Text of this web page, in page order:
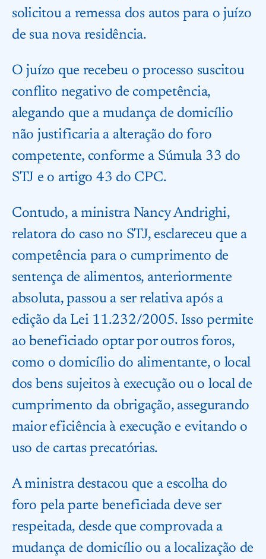
solicitou a remessa dos autos para o juízo
de sua nova residência.
O juízo que recebeu o processo suscitou
conflito negativo de competência,
alegando que a mudança de domicílio
não justificaria a alteração do foro
competente, conforme a Súmula 33 do
STJ e o artigo 43 do CPC.
Contudo, a ministra Nancy Andrighi,
relatora do caso no STJ, esclareceu que a
competência para o cumprimento de
sentença de alimentos, anteriormente
absoluta, passou a ser relativa após a
edição da Lei 11.232/2005. Isso permite
ao beneficiado optar por outros foros,
como o domicílio do alimentante, o local
dos bens sujeitos à execução ou o local de
cumprimento da obrigação, assegurando
maior eficiência à execução e evitando o
uso de cartas precatórias.
A ministra destacou que a escolha do
foro pela parte beneficiada deve ser
respeitada, desde que comprovada a
mudança de domicílio ou a localização de